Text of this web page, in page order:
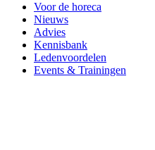
Voor de horeca
Nieuws
Advies
Kennisbank
Ledenvoordelen
Events & Trainingen